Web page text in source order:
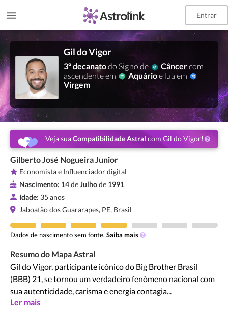
Entrar
Gil do Vigor
3º decanatodo Signo de Câncercom
ascendente em
Aquárioe lua em
Virgem
Veja suaCompatibilidade Astral com Gil do Vigor!
Gilberto José Nogueira Junior
Economista e Influenciador digital
Nascimento: 14deJulhode 1991
Idade: 35 anos
Jaboatão dos Guararapes, PE, Brasil
Dados de nascimento sem fonte. Saiba mais
Resumo do Mapa Astral
Gil do Vigor, participante icônico do Big Brother Brasil
(BBB) 21, se tornou um verdadeiro fenômeno nacional com
sua autenticidade, carisma e energia contagia...
Ler mais